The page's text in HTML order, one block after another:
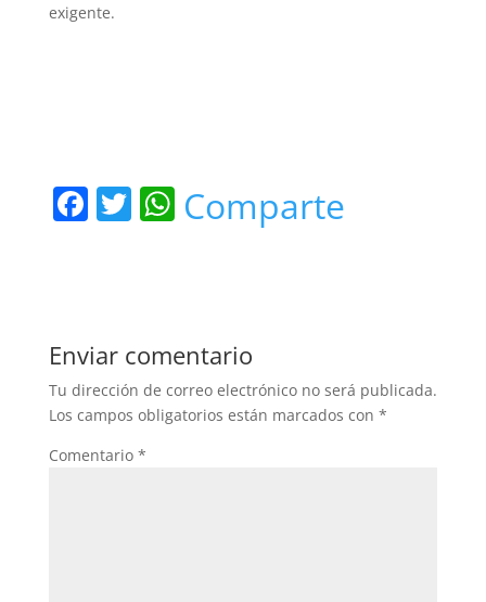
exigente.
F
b
o
o
k
T W
A
p
p
Comparte
Enviar comentario
Tu dirección de correo electrónico no será publicada.
Los campos obligatorios están marcados con *
Comentario *